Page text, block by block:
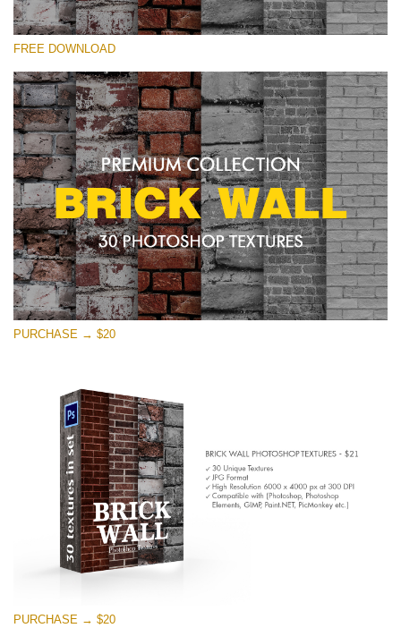
Xin hãy lựa chọn
Brick Wall
(30 Textures)
Large 6000*4000px
Entire Collection
(1783 Overlays)
Large 6000*4000px
Tải xuống miễn phí
FREE DOWNLOAD
PURCHASE → $20
PURCHASE → $20